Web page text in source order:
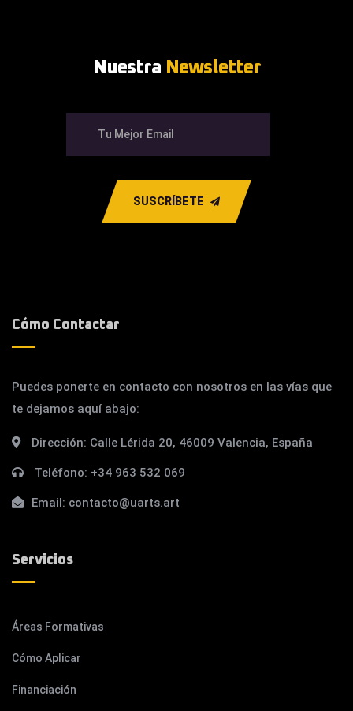
Nuestra Newsletter
SUSCRÍBETE
Cómo Contactar
Puedes ponerte en contacto con nosotros en las vías que
te dejamos aquí abajo:
Dirección: Calle Lérida 20, 46009 Valencia, España
Teléfono: +34 963 532 069
Email: contacto@uarts.art
Servicios
Áreas Formativas
Cómo Aplicar
Financiación